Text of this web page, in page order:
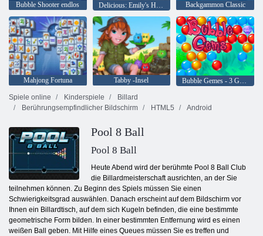
Bubble Shooter endlos Delicious: Emily's Home, Sweet Home Backgammon Classic
Mahjong Fortuna Tabby -Insel
Bubble Gemes - 3 Gewinnt
Spiele online
Kinderspiele
Billard
Berührungsempfindlicher Bildschirm
HTML5 Android
Pool 8 Ball
Pool 8 Ball
Heute Abend wird der berühmte Pool 8 Ball Club
die Billardmeisterschaft ausrichten, an der Sie
teilnehmen können. Zu Beginn des Spiels müssen Sie einen
Schwierigkeitsgrad auswählen. Danach erscheint auf dem Bildschirm vor
Ihnen ein Billardtisch, auf dem sich Kugeln befinden, die eine bestimmte
geometrische Form bilden. In einer bestimmten Entfernung wird es einen
weißen Ball geben. Mit Hilfe eines Queues müssen Sie es treffen und